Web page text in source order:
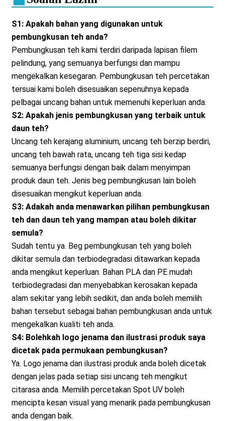
S1: Apakah bahan yang digunakan untuk
pembungkusan teh anda?
Pembungkusan teh kami terdiri daripada lapisan filem
pelindung, yang semuanya berfungsi dan mampu
mengekalkan kesegaran. Pembungkusan teh percetakan
tersuai kami boleh disesuaikan sepenuhnya kepada
pelbagai uncang bahan untuk memenuhi keperluan anda.
S2: Apakah jenis pembungkusan yang terbaik untuk
daun teh?
Uncang teh kerajang aluminium, uncang teh berzip berdiri,
uncang teh bawah rata, uncang teh tiga sisi kedap
semuanya berfungsi dengan baik dalam menyimpan
produk daun teh. Jenis beg pembungkusan lain boleh
disesuaikan mengikut keperluan anda.
S3: Adakah anda menawarkan pilihan pembungkusan
teh dan daun teh yang mampan atau boleh dikitar
semula?
Sudah tentu ya. Beg pembungkusan teh yang boleh
dikitar semula dan terbiodegradasi ditawarkan kepada
anda mengikut keperluan. Bahan PLA dan PE mudah
terbiodegradasi dan menyebabkan kerosakan kepada
alam sekitar yang lebih sedikit, dan anda boleh memilih
bahan tersebut sebagai bahan pembungkusan anda untuk
mengekalkan kualiti teh anda.
S4: Bolehkah logo jenama dan ilustrasi produk saya
dicetak pada permukaan pembungkusan?
Ya. Logo jenama dan ilustrasi produk anda boleh dicetak
dengan jelas pada setiap sisi uncang teh mengikut
citarasa anda. Memilih percetakan Spot UV boleh
mencipta kesan visual yang menarik pada pembungkusan
anda dengan baik.